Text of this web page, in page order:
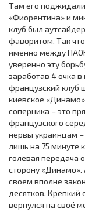
Там его поджидали
«Фиорентина» и
клуб был
фаворитом. Так
именно между
уверенно эту
заработав 4 очка
французский клуб
киевское
соперника – это
французского
нервы украинцам –
лишь на 75 минуте
голевая передача
сторону «Динамо».
своём вполне
десятков. Крепкий
вернулся на своё